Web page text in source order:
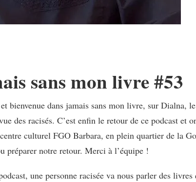
sans mon livre #53
bienvenue dans jamais sans mon livre, sur Dialna,
des racisés. C’est enfin le retour de ce podcast et
culturel FGO Barbara, en plein quartier de la
préparer notre retour. Merci à l’équipe !
une personne racisée va nous parler des